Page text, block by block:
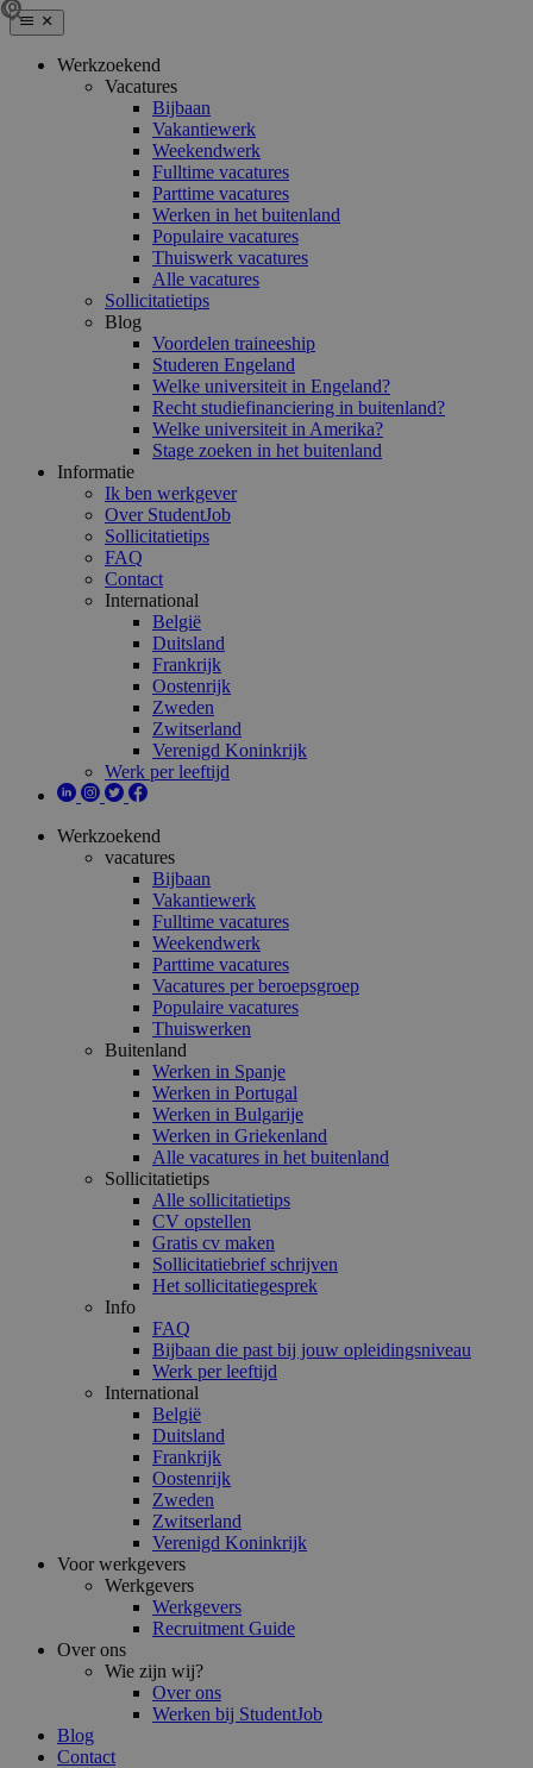
Werkzoekend
Vacatures
Bijbaan
Vakantiewerk
Weekendwerk
Fulltime vacatures
Parttime vacatures
Werken in het buitenland
Populaire vacatures
Thuiswerk vacatures
Alle vacatures
Sollicitatietips
Blog
Voordelen traineeship
Studeren Engeland
Welke universiteit in Engeland?
Recht studiefinanciering in buitenland?
Welke universiteit in Amerika?
Stage zoeken in het buitenland
Informatie
Ik ben werkgever
Over StudentJob
Sollicitatietips
FAQ
Contact
International
België
Duitsland
Frankrijk
Oostenrijk
Zweden
Zwitserland
Verenigd Koninkrijk
Werk per leeftijd
Werkzoekend
vacatures
Bijbaan
Vakantiewerk
Fulltime vacatures
Weekendwerk
Parttime vacatures
Vacatures per beroepsgroep
Populaire vacatures
Thuiswerken
Buitenland
Werken in Spanje
Werken in Portugal
Werken in Bulgarije
Werken in Griekenland
Alle vacatures in het buitenland
Sollicitatietips
Alle sollicitatietips
CV opstellen
Gratis cv maken
Sollicitatiebrief schrijven
Het sollicitatiegesprek
Info
FAQ
Bijbaan die past bij jouw opleidingsniveau
Werk per leeftijd
International
België
Duitsland
Frankrijk
Oostenrijk
Zweden
Zwitserland
Verenigd Koninkrijk
Voor werkgevers
Werkgevers
Werkgevers
Recruitment Guide
Over ons
Wie zijn wij?
Over ons
Werken bij StudentJob
Blog
Contact